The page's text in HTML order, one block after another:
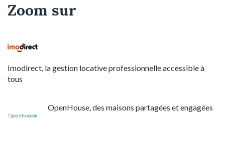
Zoom sur
Imodirect, la gestion locative professionnelle accessible à
tous
OpenHouse, des maisons partagées et engagées